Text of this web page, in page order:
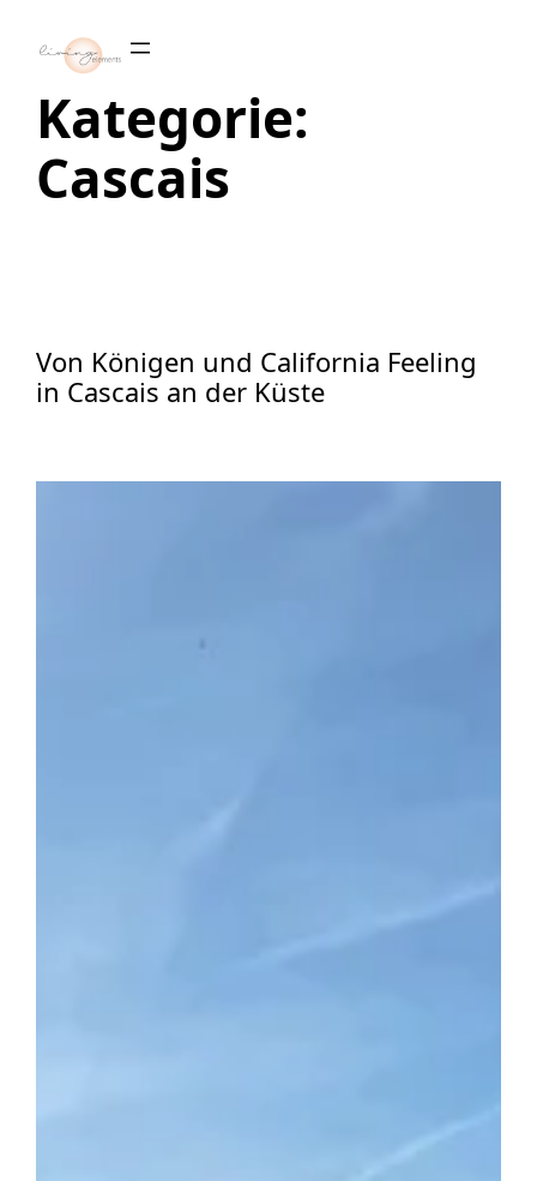
Inhalt
Kategorie:
Cascais
Von Königen und California Feeling
in Cascais an der Küste